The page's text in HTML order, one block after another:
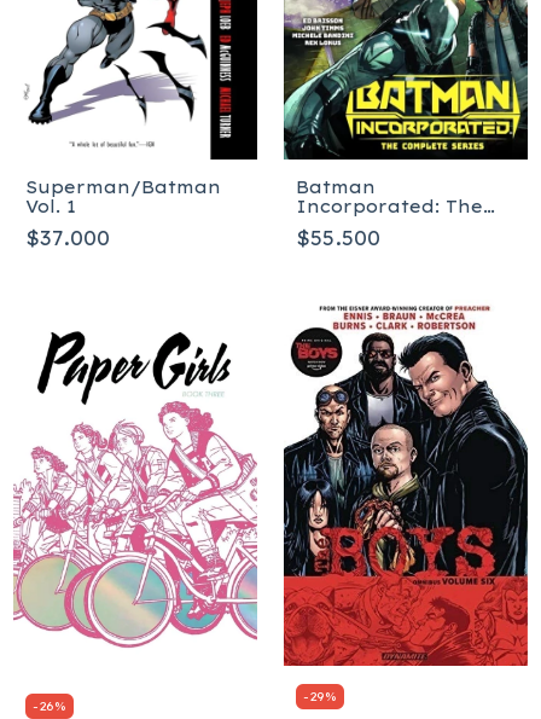
Superman/Batman
Vol. 1
$37.000
Batman
Incorporated: The
Complete Series -
Tapa Blanda
$55.500
-26%
-29%